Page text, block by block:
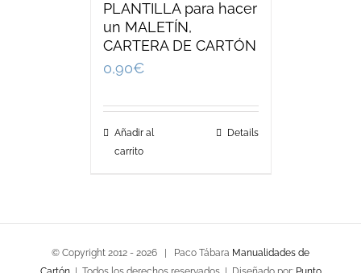
PLANTILLA para hacer
un MALETÍN,
CARTERA DE CARTÓN
0,90€
Añadir al
carrito
Details
© Copyright 2012 - 2026 | Paco Tábara Manualidades de